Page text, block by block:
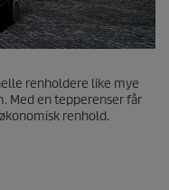
renholdere like mye
Med en tepperenser får
renhold.